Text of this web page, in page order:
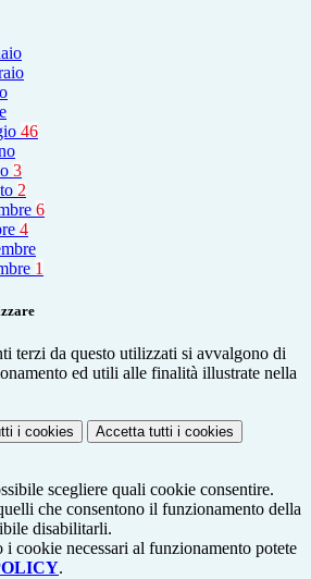
46
3
2
6
4
1
terzi da questo utilizzati si avvalgono di
ed utili alle finalità illustrate nella
i cookies Accetta tutti i cookies
scegliere quali cookie consentire.
che consentono il funzionamento della
disabilitarli.
i cookie necessari al funzionamento potete
.